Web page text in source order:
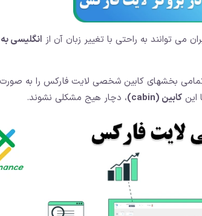
می توانند به راحتی با تغییر زبان آن از انگلیسی
بخشهای کابین شخصی لایت فارکس را به
این کابین (cabin) ،‌ دچار هیج مشکلی نشوند.